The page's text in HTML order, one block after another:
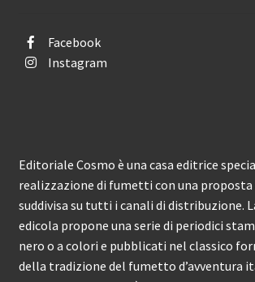
Facebook
Instagram
Editoriale Cosmo è una casa editrice
realizzazione di fumetti con una
suddivisa su tutti i canali di distribuzione.
edicola propone una serie di periodici
nero o a colori e pubblicati nel classico
della tradizione del fumetto d’avventura